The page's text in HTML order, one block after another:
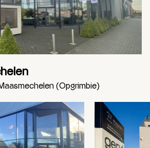
(Opgrimbie)